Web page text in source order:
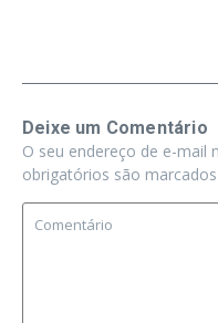
Deixe um Comentário
O seu endereço de e-mail
obrigatórios são